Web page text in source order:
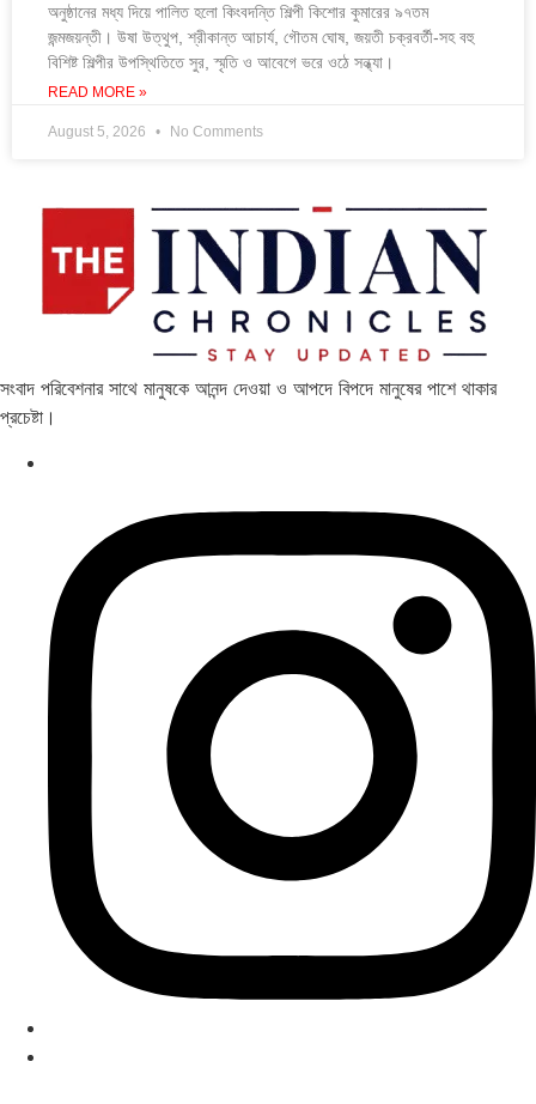
অনুষ্ঠানের মধ্য দিয়ে পালিত হলো কিংবদন্তি শিল্পী কিশোর কুমারের ৯৭তম
জন্মজয়ন্তী। উষা উত্থুপ, শ্রীকান্ত আচার্য, গৌতম ঘোষ, জয়তী চক্রবর্তী-সহ বহু
বিশিষ্ট শিল্পীর উপস্থিতিতে সুর, স্মৃতি ও আবেগে ভরে ওঠে সন্ধ্যা।
READ MORE »
August 5, 2026 No Comments
সংবাদ পরিবেশনার সাথে মানুষকে আনন্দ দেওয়া ও আপদে বিপদে মানুষের পাশে থাকার
প্রচেষ্টা।